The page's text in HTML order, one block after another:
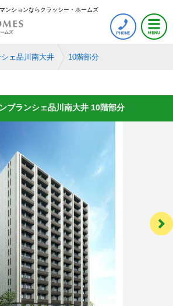
ンションならクラッシー・ホームズ
ェ品川南大井 10階部分
ブランシェ品川南大井 10階部分